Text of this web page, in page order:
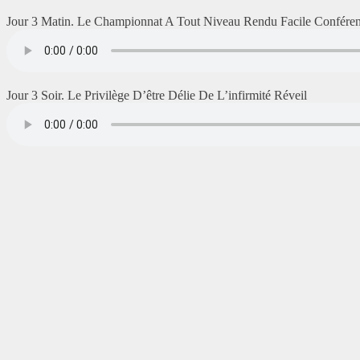
Jour 3 Matin. Le Championnat A Tout Niveau Rendu Facile
Jour 3 Soir. Le Privilège D’être Délie De L’infirmité Réveil